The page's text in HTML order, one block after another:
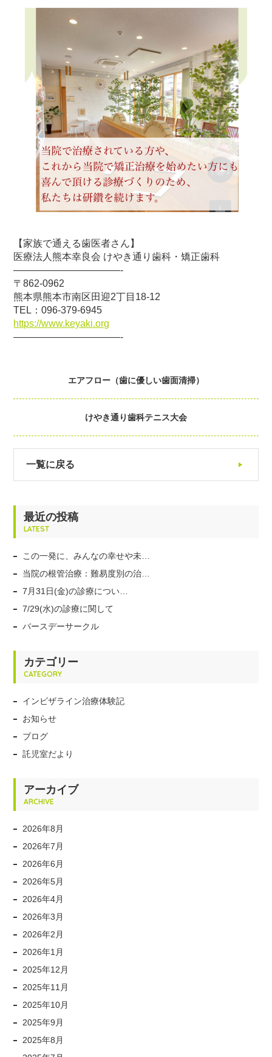
【家族で通える歯医者さん】
医療法人熊本幸良会 けやき通り歯科・矯正歯科
———————————-
〒862-0962
熊本県熊本市南区田迎2丁目18-12
TEL：096-379-6945
https://www.keyaki.org
———————————-
エアフロー（歯に優しい歯面清掃）
けやき通り歯科テニス大会
一覧に戻る
最近の投稿
LATEST
この一発に、みんなの幸せや未…
当院の根管治療：難易度別の治…
7月31日(金)の診療につい…
7/29(水)の診療に関して
バースデーサークル
カテゴリー
CATEGORY
インビザライン治療体験記
お知らせ
ブログ
託児室だより
アーカイブ
ARCHIVE
2026年8月
2026年7月
2026年6月
2026年5月
2026年4月
2026年3月
2026年2月
2026年1月
2025年12月
2025年11月
2025年10月
2025年9月
2025年8月